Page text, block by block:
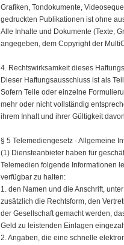
Grafiken, Tondokumente,
gedruckten Publikationen ist ohne
Alle Inhalte und Dokumente (Texte,
angegeben, dem Copyright der
4. Rechtswirksamkeit dieses
Dieser Haftungsausschluss ist als
Sofern Teile oder einzelne
mehr oder nicht vollständig
ihrem Inhalt und ihrer Gültigkeit
§ 5 Telemediengesetz - Allgemeine
(1) Diensteanbieter haben für
Telemedien folgende Informationen
verfügbar zu halten:
1. den Namen und die Anschrift,
zusätzlich die Rechtsform, den
der Gesellschaft gemacht werden,
Geld zu leistenden Einlagen
2. Angaben, die eine schnelle